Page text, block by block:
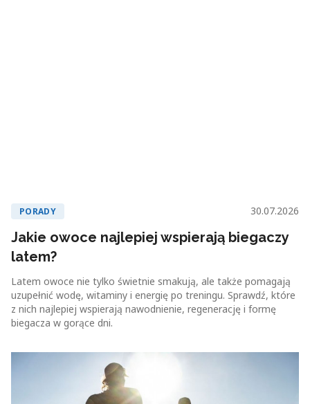
PORADY 30.07.2026
Jakie owoce najlepiej wspierają biegaczy
latem?
Latem owoce nie tylko świetnie smakują, ale także pomagają
uzupełnić wodę, witaminy i energię po treningu. Sprawdź, które
z nich najlepiej wspierają nawodnienie, regenerację i formę
biegacza w gorące dni.